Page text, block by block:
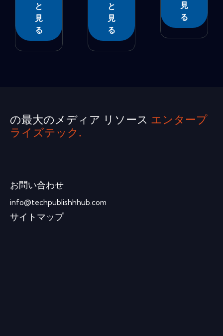
と
見
る
と
見
る
見
る
の最大のメディア リソース エンタープ
ライズテック.
お問い合わせ
info@techpublishhhub.com
サイトマップ